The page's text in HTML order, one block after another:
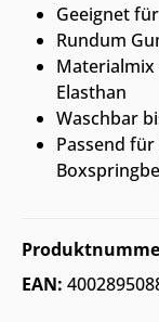
Geeignet
Rundum
Materialmix
Elasthan
Waschbar
Passend
EAN: